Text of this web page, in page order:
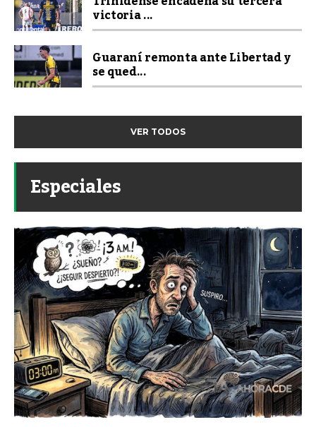
victoria ...
Guaraní remonta ante Libertad y
se qued...
VER TODOS
Especiales